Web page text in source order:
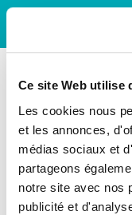
Ce site Web utilise
Les cookies nous
et les annonces,
médias sociaux et
partageons
notre site avec nos
publicité et